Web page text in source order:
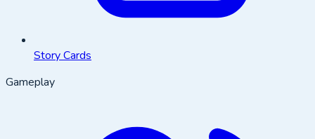
Story Cards
Gameplay